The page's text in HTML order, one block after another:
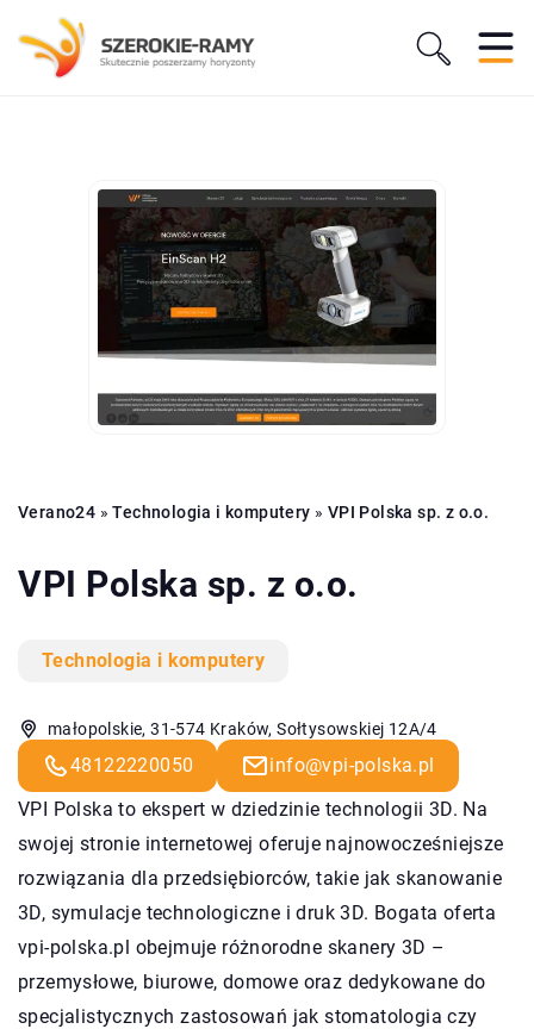
Verano24 »Technologia i komputery » VPI Polska sp. z o.o.
VPI Polska sp. z o.o.
Technologia i komputery
małopolskie, 31-574 Kraków, Sołtysowskiej 12A/4
48122220050
info@vpi-polska.pl
VPI Polska to ekspert w dziedzinie technologii 3D. Na
swojej stronie internetowej oferuje najnowocześniejsze
rozwiązania dla przedsiębiorców, takie jak skanowanie
3D, symulacje technologiczne i druk 3D. Bogata oferta
vpi-polska.pl obejmuje różnorodne skanery 3D –
przemysłowe, biurowe, domowe oraz dedykowane do
specjalistycznych zastosowań jak stomatologia czy